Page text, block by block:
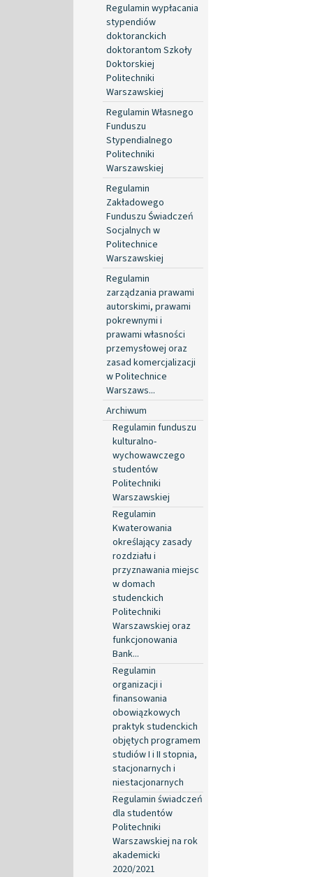
Regulamin wypłacania
stypendiów
doktoranckich
doktorantom Szkoły
Doktorskiej
Politechniki
Warszawskiej
Regulamin Własnego
Funduszu
Stypendialnego
Politechniki
Warszawskiej
Regulamin
Zakładowego
Funduszu Świadczeń
Socjalnych w
Politechnice
Warszawskiej
Regulamin
zarządzania prawami
autorskimi, prawami
pokrewnymi i
prawami własności
przemysłowej oraz
zasad komercjalizacji
w Politechnice
Warszaws...
Archiwum
Regulamin funduszu
kulturalno-
wychowawczego
studentów
Politechniki
Warszawskiej
Regulamin
Kwaterowania
określający zasady
rozdziału i
przyznawania miejsc
w domach
studenckich
Politechniki
Warszawskiej oraz
funkcjonowania
Bank...
Regulamin
organizacji i
finansowania
obowiązkowych
praktyk studenckich
objętych programem
studiów I i II stopnia,
stacjonarnych i
niestacjonarnych
Regulamin świadczeń
dla studentów
Politechniki
Warszawskiej na rok
akademicki
2020/2021